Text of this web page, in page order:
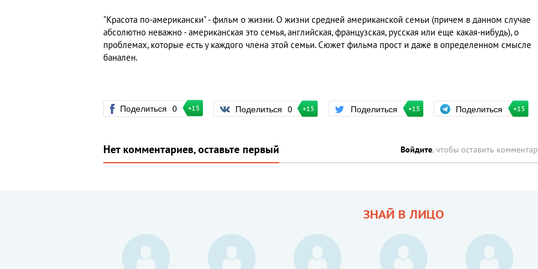
"Красота по-американски" - фильм о жизни. О жизни средней американской семьи (причем в данном случае
абсолютно неважно - американская это семья, английская, французская, русская или еще какая-нибудь), о
проблемах, которые есть у каждого члена этой семьи. Сюжет фильма прост и даже в определенном смысле
банален.
Поделиться 0 +15 Поделиться 0 +15 Поделиться +15 Поделиться +15
Нет комментариев, оставьте первый Войдите, чтобы оставить
ЗНАЙ В ЛИЦО